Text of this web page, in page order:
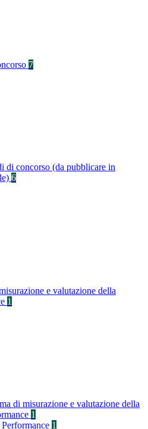
7
di concorso (da pubblicare in
6
e valutazione della
1
di misurazione e valutazione della
1
1